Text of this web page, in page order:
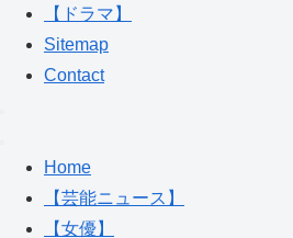
【ドラマ】
Sitemap
Contact
Home
【芸能ニュース】
【女優】